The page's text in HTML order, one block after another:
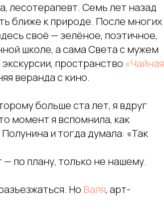
лесотерапевт. Семь лет назад
ближе к природе. После многих
своё — зелёное, поэтичное,
школе, а сама Света с мужем
пространство «Чайная
веранда с кино.
больше ста лет, я вдруг
момент я вспомнила, как
и тогда думала: «Так
по плану, только не нашему.
Но Валя, арт-